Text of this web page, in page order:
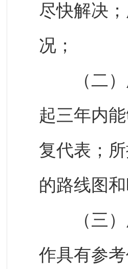
尽快解决
况；
（二）所
起三年内
复代表；
的路线图
（三）所
作具有参